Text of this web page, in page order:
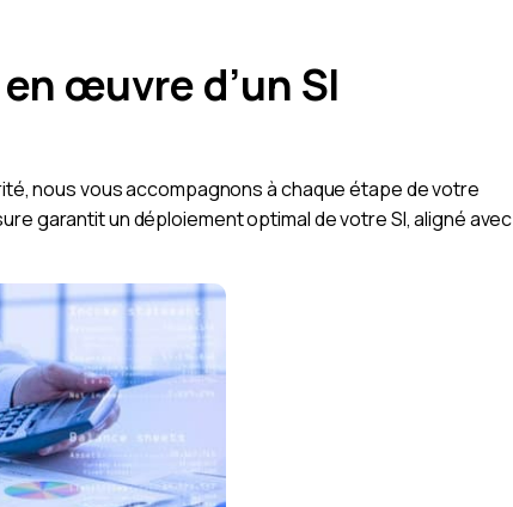
œuvre d’un SI
nous vous accompagnons à chaque étape de votre
garantit un déploiement optimal de votre SI, aligné avec